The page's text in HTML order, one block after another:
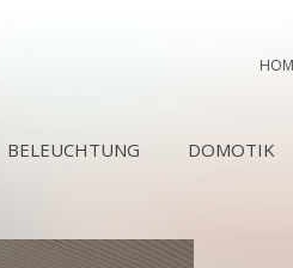
BELEUCHTUNG DOMOTIK